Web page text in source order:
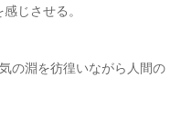
じさせる。
の淵を彷徨いながら人間の